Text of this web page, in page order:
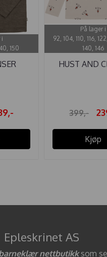
i
150
På lager i
92, 104, 110, 116,
140, 146
HUST AND
399,-
Kjøp
Epleskrinet AS
nettbutikksom